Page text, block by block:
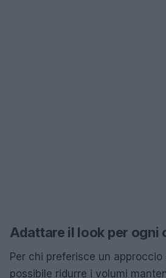
Adattare il look per ogni
Per chi preferisce un approccio
possibile ridurre i volumi